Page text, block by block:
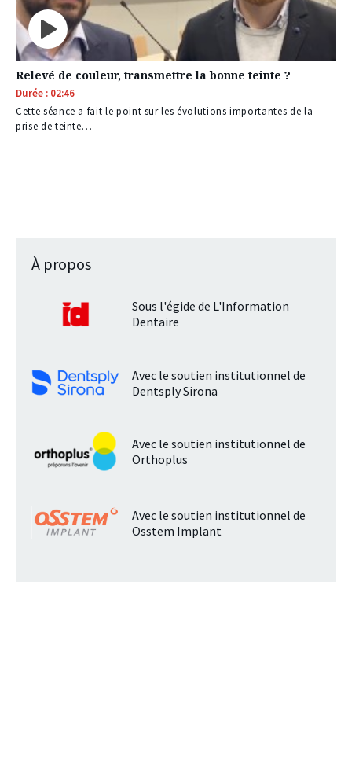
Relevé de couleur, transmettre la bonne teinte ?
Durée : 02:46
Cette séance a fait le point sur les évolutions importantes de la
prise de teinte…
À propos
Sous l'égide de L'Information
Dentaire
Avec le soutien institutionnel de
Dentsply Sirona
Avec le soutien institutionnel de
Orthoplus
Avec le soutien institutionnel de
Osstem Implant